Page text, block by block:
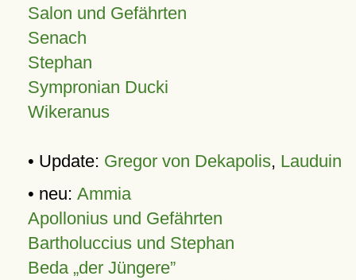
Salon und Gefährten
Senach
Stephan
Sympronian Ducki
Wikeranus
• Update: Gregor von Dekapolis, Lauduin
• neu: Ammia
Apollonius und Gefährten
Bartholuccius und Stephan
Beda „der Jüngere”